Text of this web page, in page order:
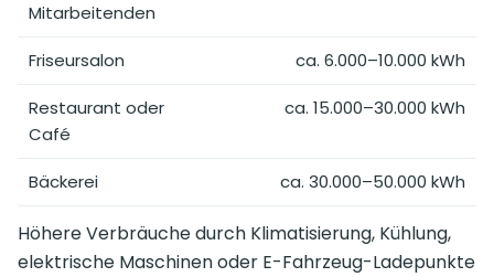
Mitarbeitenden
Friseursalon ca. 6.000–10.000 kWh
Restaurant oder
Café
ca. 15.000–30.000 kWh
Bäckerei ca. 30.000–50.000 kWh
Höhere Verbräuche durch Klimatisierung, Kühlung,
elektrische Maschinen oder E-Fahrzeug-Ladepunkte